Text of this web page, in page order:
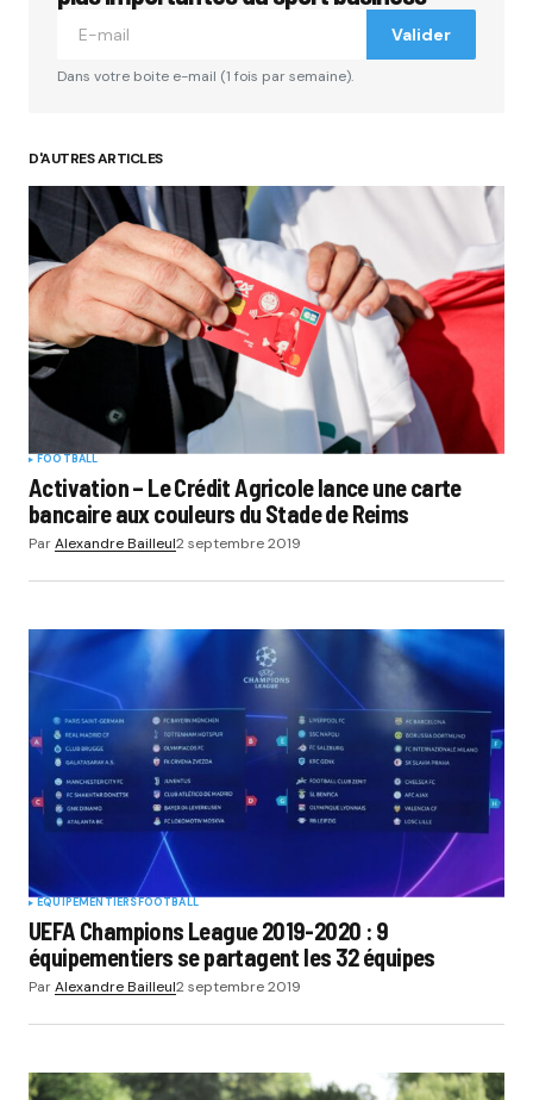
Valider
Dans votre boite e-mail (1 fois par semaine).
D'AUTRES ARTICLES
FOOTBALL
Activation – Le Crédit Agricole lance une carte
bancaire aux couleurs du Stade de Reims
ParAlexandre Bailleul2 septembre 2019
EQUIPEMENTIERSFOOTBALL
UEFA Champions League 2019-2020 : 9
équipementiers se partagent les 32 équipes
ParAlexandre Bailleul2 septembre 2019